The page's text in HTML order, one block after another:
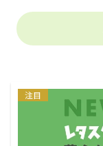
注目